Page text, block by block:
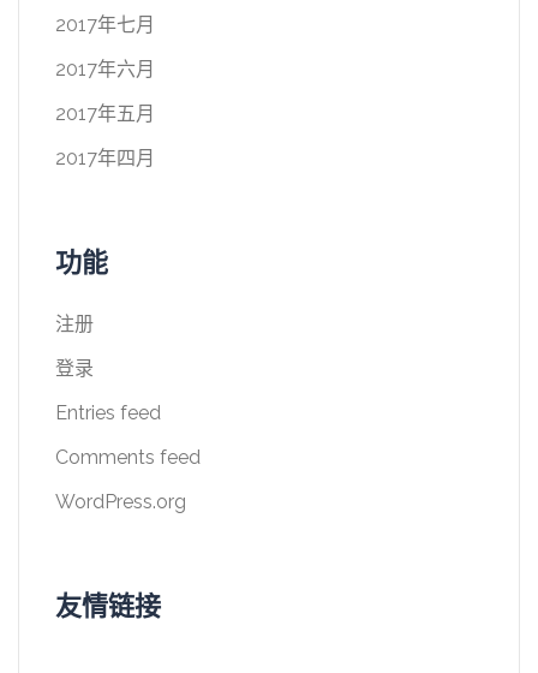
2017年七月
2017年六月
2017年五月
2017年四月
功能
注册
登录
Entries feed
Comments feed
WordPress.org
友情链接